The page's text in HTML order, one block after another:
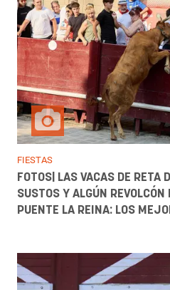
FIESTAS
FOTOS| LAS VACAS DE RETA
SUSTOS Y ALGÚN
PUENTE LA REINA: LOS